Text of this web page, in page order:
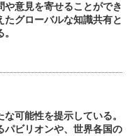
意見を寄せることができ
グローバルな知識共有と
可能性を提示している。
パビリオンや、世界各国の